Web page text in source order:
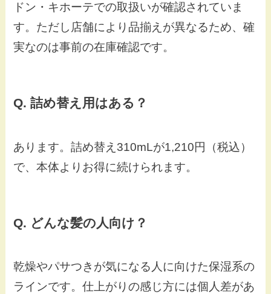
ドン・キホーテでの取扱いが確認されていま
す。ただし店舗により品揃えが異なるため、確
実なのは事前の在庫確認です。
Q. 詰め替え用はある？
あります。詰め替え310mLが1,210円（税込）
で、本体よりお得に続けられます。
Q. どんな髪の人向け？
乾燥やパサつきが気になる人に向けた保湿系の
ラインです。仕上がりの感じ方には個人差があ